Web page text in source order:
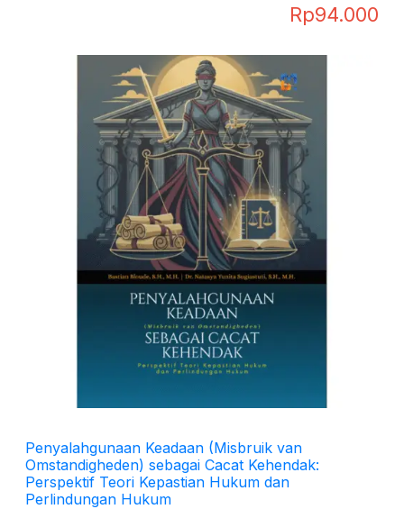
Rp94.000
Penyalahgunaan Keadaan (Misbruik van
Omstandigheden) sebagai Cacat Kehendak:
Perspektif Teori Kepastian Hukum dan
Perlindungan Hukum